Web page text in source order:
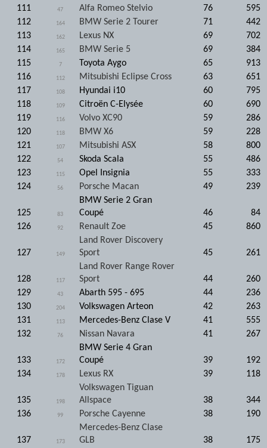
111
47 Alfa Romeo Stelvio 76
595
112
164 BMW Serie 2 Tourer 71
442
113
162 Lexus NX 69
702
114
165 BMW Serie 5 69
384
115
7 Toyota Aygo 65
913
116
112 Mitsubishi Eclipse Cross 63
651
117
108 Hyundai i10 60
795
118
109 Citroën C-Elysée 60
690
119
116 Volvo XC90 59
286
120
118 BMW X6 59
228
121
107 Mitsubishi ASX 58
800
122
54 Skoda Scala 55
486
123
115 Opel Insignia 55
333
124
56 Porsche Macan 49 239
125 83
BMW Serie 2 Gran
Coupé
46
84
126
92 Renault Zoe 45 860
127 149
Land Rover Discovery
Sport
45 261
128 117
Land Rover Range Rover
Sport
44
260
129
43 Abarth 595 - 695 44
236
130
204 Volkswagen Arteon 42
263
131
113 Mercedes-Benz Clase V 41
555
132
76 Nissan Navara 41 267
133 172
BMW Serie 4 Gran
Coupé
39
192
134
178 Lexus RX 39 118
135 198
Volkswagen Tiguan
Allspace
38
344
136
99 Porsche Cayenne 38 190
137 173
Mercedes-Benz Clase
GLB
38
175